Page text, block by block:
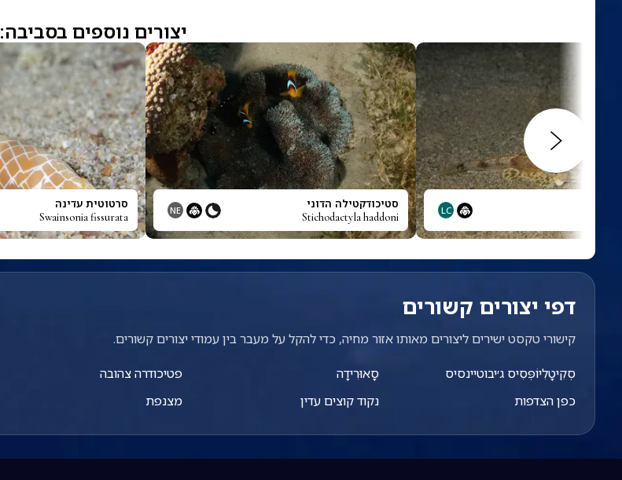
יצורים נוספים בסביבה:
LC סטיכודקטילה הדוני
Stichodactyla haddoni
NE סרטוטית עדינה
Swainsonia fissurata
דפי יצורים קשורים
קישורי טקסט ישירים ליצורים מאותו אזור מחיה, כדי להקל על מעבר בין עמודי יצורים קשורים.
סְקִיטָלִיוֹפְּסִיס ג׳יבוטיינסיס
כפן הצדפות
סָאוּרִידָה
נקוד קוצים עדין
פטיכודרה צהובה
מצנפת